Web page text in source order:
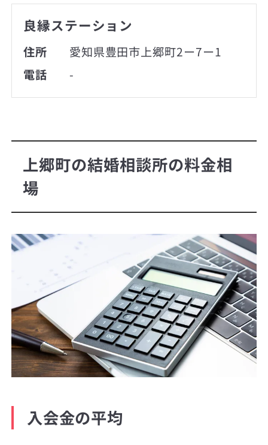
良縁ステーション
住所
愛知県豊田市上郷町2ー7ー1
電話
-
上郷町の結婚相談所の料金相
場
入会金の平均